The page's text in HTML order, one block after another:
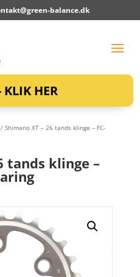
balance.dk
HER
Shimano XT – 26 tands klinge – FC-
tands klinge –